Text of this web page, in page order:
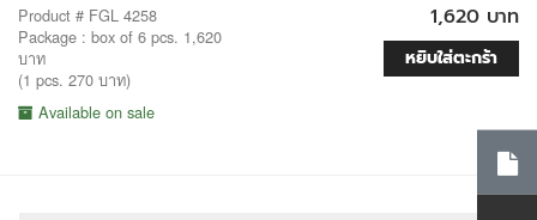
Product # FGL 4258
Package : box of 6 pcs. 1,620
บาท
(1 pcs. 270 บาท)
Available on sale
1,620 บาท
หยิบใส่ตะกร้า